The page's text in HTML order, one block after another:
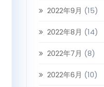
2022年9月 (15)
2022年8月 (14)
2022年7月 (8)
2022年6月 (10)